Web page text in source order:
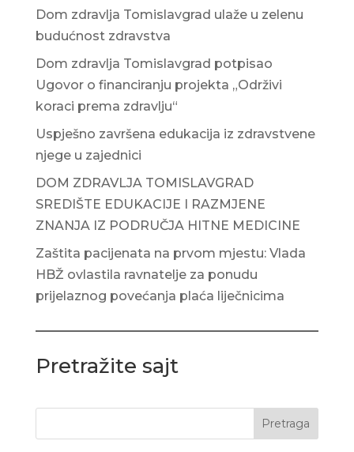
Dom zdravlja Tomislavgrad ulaže u zelenu
budućnost zdravstva
Dom zdravlja Tomislavgrad potpisao
Ugovor o financiranju projekta „Održivi
koraci prema zdravlju“
Uspješno završena edukacija iz zdravstvene
njege u zajednici
DOM ZDRAVLJA TOMISLAVGRAD
SREDIŠTE EDUKACIJE I RAZMJENE
ZNANJA IZ PODRUČJA HITNE MEDICINE
Zaštita pacijenata na prvom mjestu: Vlada
HBŽ ovlastila ravnatelje za ponudu
prijelaznog povećanja plaća liječnicima
Pretražite sajt
Pretraga